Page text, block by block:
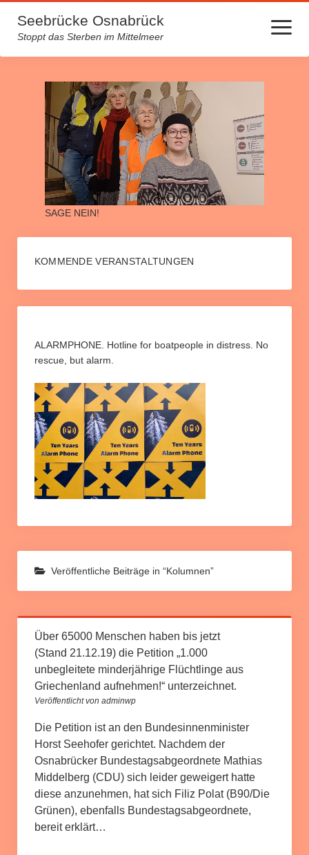
Seebrücke Osnabrück
Stoppt das Sterben im Mittelmeer
Menü
öffnen
Startseite
Lager machen krank
Über uns
Kontakt
Info Relocation
Petition “Relocation jetzt umsetzen”
Downloads
Slider
SAGE NEIN!
KOMMENDE VERANSTALTUNGEN
ALARMPHONE. Hotline for boatpeople in distress. No
rescue, but alarm.
Veröffentliche Beiträge in “Kolumnen”
Über 65000 Menschen haben bis jetzt
(Stand 21.12.19) die Petition „1.000
unbegleitete minderjährige Flüchtlinge aus
Griechenland aufnehmen!“ unterzeichnet.
Veröffentlicht von adminwp
Die Petition ist an den Bundesinnenminister
Horst Seehofer gerichtet. Nachdem der
Osnabrücker Bundestagsabgeordnete Mathias
Middelberg (CDU) sich leider geweigert hatte
diese anzunehmen, hat sich Filiz Polat (B90/Die
Grünen), ebenfalls Bundestagsabgeordnete,
bereit erklärt…